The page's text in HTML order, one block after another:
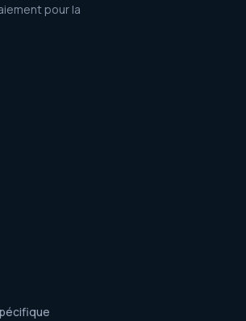
pour la